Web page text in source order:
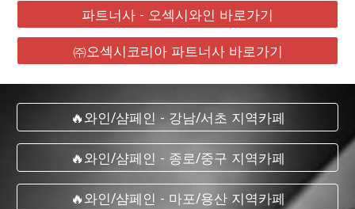
파트너사 - 오섹시와인 바로가기
㈜오섹시코리아 파트너사 바로가기
🔥와인/샴페인 - 강남/서초 지역카페
🔥와인/샴페인 - 종로/중구 지역카페
🔥와인/샴페인 - 마포/용산 지역카페